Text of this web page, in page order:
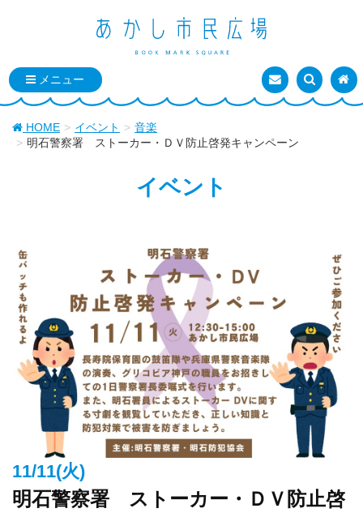
お問い合わせ
検索を表
ト
HOME イベント
音楽
明石警察署 ストーカー・ＤＶ防止啓発キャンペーン
イベント
11/11(火)
明石警察署 ストーカー・ＤＶ防止啓